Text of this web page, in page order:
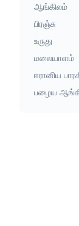
ஆங்கிலம்
பிரஞ்சு
உருது
மலையாளம்
ஈரானிய
பழைய